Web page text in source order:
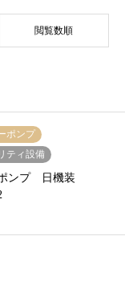
閲覧数順
ポンプ
ティ設備
ンプ 日機装